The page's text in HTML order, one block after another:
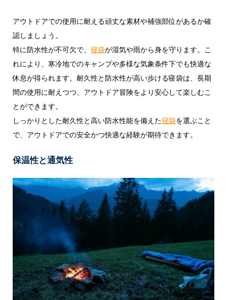
アウトドアでの使用に耐える頑丈な素材や補強部位があるか確
認しましょう。
特に防水性が不可欠で、 寝袋が湿気や雨から身を守ります。こ
れにより、寒冷地でのキャンプや多様な気象条件下でも快適な
休息が得られます。耐久性と防水性が高い歩ける寝袋は、長期
間の使用に耐えつつ、アウトドア冒険をより安心して楽しむこ
とができます。
しっかりとした耐久性と高い防水性能を備えた寝袋を選ぶこと
で、アウトドアでの安全かつ快適な経験が期待できます。
保温性と通気性